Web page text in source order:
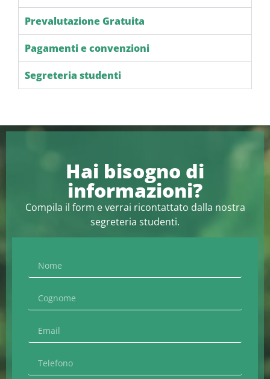
Prevalutazione Gratuita
Pagamenti e convenzioni
Segreteria studenti
Hai bisogno di
informazioni?
Compila il form e verrai ricontattato dalla nostra
segreteria studenti.